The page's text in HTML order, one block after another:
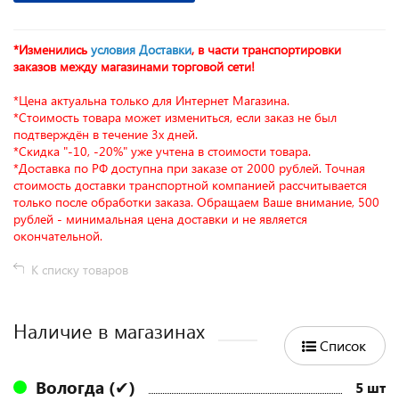
*Изменились условия Доставки, в части транспортировки
заказов между магазинами торговой сети!
*Цена актуальна только для Интернет Магазина.
*Стоимость товара может измениться, если заказ не был
подтверждён в течение 3х дней.
*Скидка "-10, -20%" уже учтена в стоимости товара.
*Доставка по РФ доступна при заказе от 2000 рублей. Точная
стоимость доставки транспортной компанией рассчитывается
только после обработки заказа. Обращаем Ваше внимание, 500
рублей - минимальная цена доставки и не является
окончательной.
К списку товаров
Наличие в магазинах
Список
Вологда (✔) 5 шт